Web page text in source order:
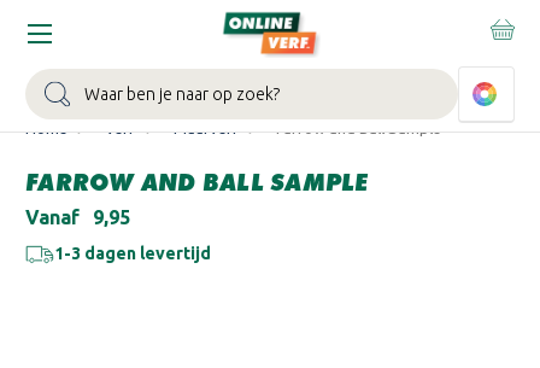
Zoeken
WIN EEN BALLONVAART:Bij besteding vanaf €100,- aan Sikkens
muurverf en/of lak.
Bekijk actie >
Home Verf Muurverf Farrow and Ball Sample
FARROW AND BALL SAMPLE
Vanaf €9,95
1-3 dagen levertijd